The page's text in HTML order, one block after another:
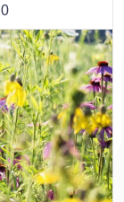
0